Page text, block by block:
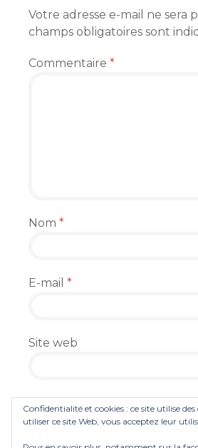
Votre adresse e-mail ne sera
champs obligatoires sont
Commentaire *
Nom *
E-mail *
Site web
Enregistrer mon nom,
site dans le navigateur pour
Confidentialité et cookies : ce site utilise
utiliser ce site Web, vous acceptez leur